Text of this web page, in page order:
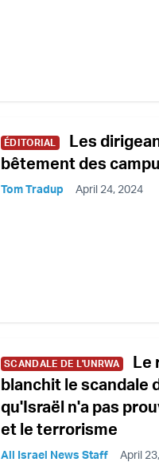
ÉDITORIAL
Les
bêtement des
Tom Tradup April 24, 2024
SCANDALE DE L'UNRWA
Le
blanchit le scandale
qu'Israël n'a pas
et le terrorisme
All Israel News Staff April